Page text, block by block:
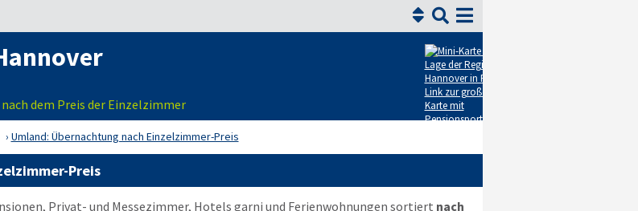


dem Preis der Einzelzimmer
Umland: Übernachtung nach Einzelzimmer-Preis
Preis
Privat- und Messezimmer, Hotels garni und Ferienwohnungen sortiert nach